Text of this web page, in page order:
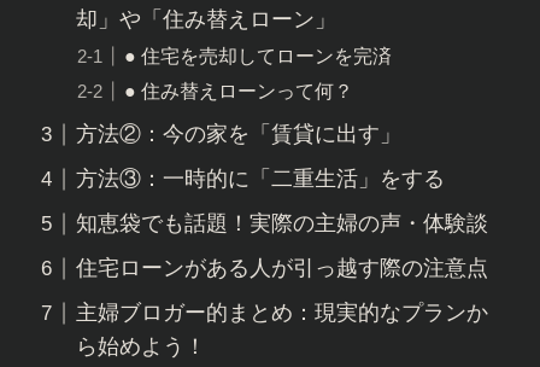
却」や「住み替えローン」
● 住宅を売却してローンを完済
● 住み替えローンって何？
方法②：今の家を「賃貸に出す」
方法③：一時的に「二重生活」をする
知恵袋でも話題！実際の主婦の声・体験談
住宅ローンがある人が引っ越す際の注意点
主婦ブロガー的まとめ：現実的なプランか
ら始めよう！